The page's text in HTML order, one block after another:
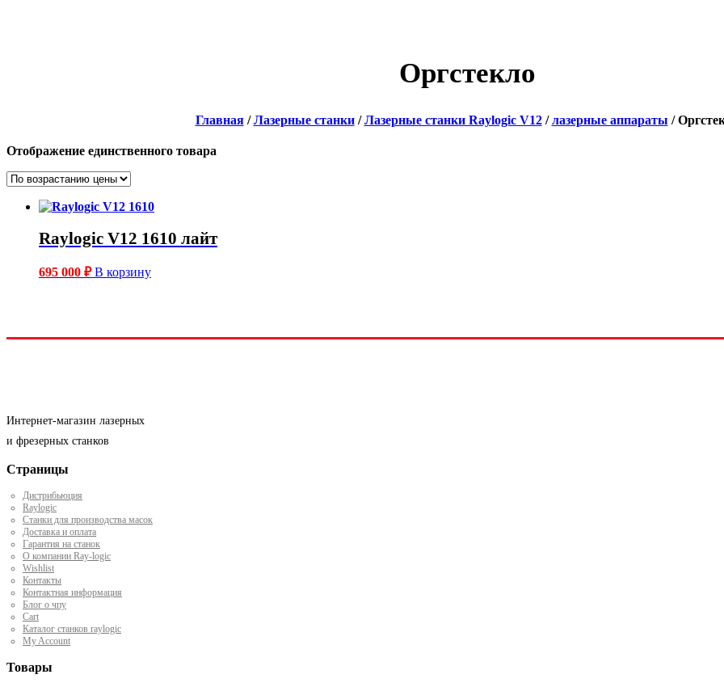
Оргстекло
Главная/Лазерные станки/Лазерные станки Raylogic V12/лазерные аппараты /
Отображение единственного товара
Raylogic V12 1610 лайт
695 000 ₽ В корзину
Интернет-магазин лазерных
и фрезерных станков
Страницы
Дистрибьюция
Raylogic
Станки для производства масок
Доставка и оплата
Гарантия на станок
О компании Ray-logic
Wishlist
Контакты
Контактная информация
Блог о чпу
Cart
Каталог станков raylogic
My Account
Товары